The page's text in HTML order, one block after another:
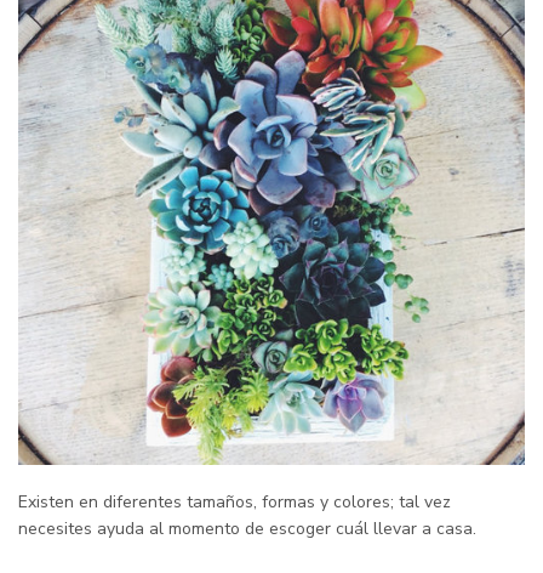
Existen en diferentes tamaños, formas y colores; tal vez
necesites ayuda al momento de escoger cuál llevar a casa.